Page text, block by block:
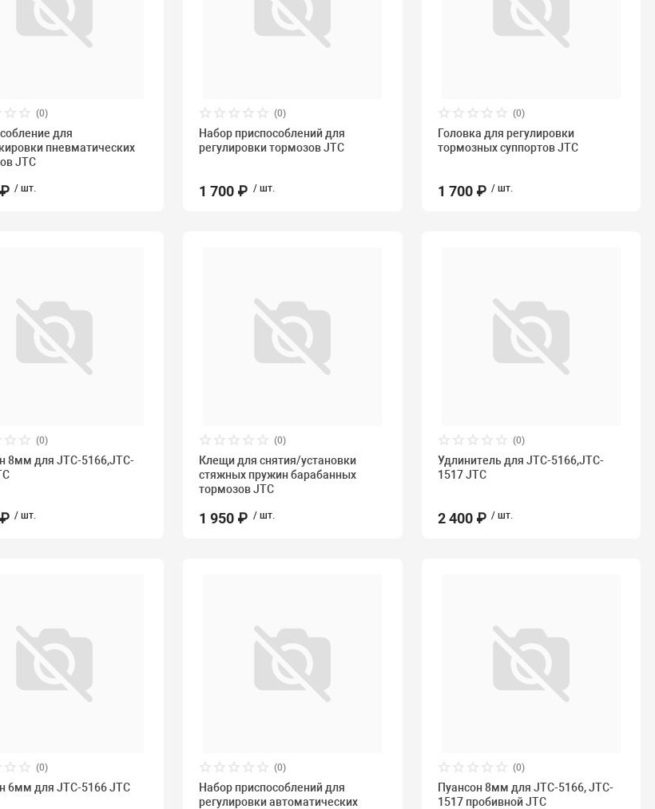
(0)
для
пневматических
JTC
/ шт.
(0)
Набор приспособлений для
регулировки тормозов JTC
1 700 ₽ / шт.
(0)
Головка для регулировки
тормозных суппортов JTC
1 700 ₽ / шт.
(0)
8мм для JTC-5166,JTC-
/ шт.
(0)
Клещи для снятия/установки
стяжных пружин барабанных
тормозов JTC
1 950 ₽ / шт.
(0)
Удлинитель для JTC-5166,JTC-
1517 JTC
2 400 ₽ / шт.
(0)
6мм для JTC-5166 JTC
(0)
Набор приспособлений для
регулировки автоматических
(0)
Пуансон 8мм для JTC-5166, JTC-
1517 пробивной JTC